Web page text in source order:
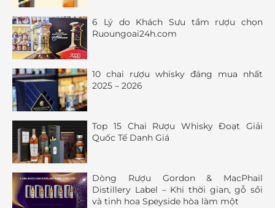
6 Lý do Khách Sưu tầm rượu chọn
Ruoungoai24h.com
10 chai rượu whisky đáng mua nhất
2025 – 2026
Top 15 Chai Rượu Whisky Đoạt Giải
Quốc Tế Danh Giá
Dòng Rượu Gordon & MacPhail
Distillery Label – Khi thời gian, gỗ sồi
và tinh hoa Speyside hòa làm một